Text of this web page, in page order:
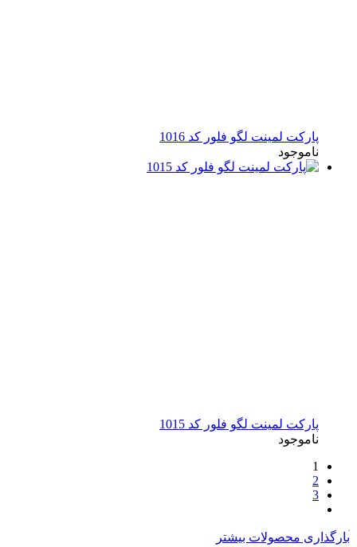
پارکت لمینت لگو فلور کد 1016
ناموجود
پارکت لمینت لگو فلور کد 1015
ناموجود
1
2
3
بارگذاری محصولات بیشتر